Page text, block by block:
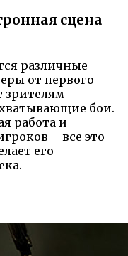
сцена
различные
от первого
зрителям
бои.
работа и
– все это
его